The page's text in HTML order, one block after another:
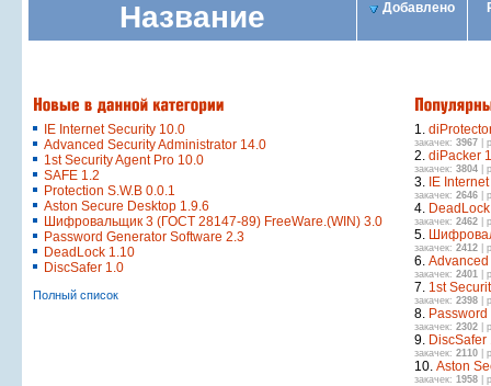
Название Добавлено
IE Internet Security 10.0
Advanced Security Administrator 14.0
1st Security Agent Pro 10.0
SAFE 1.2
Protection S.W.B 0.0.1
Aston Secure Desktop 1.9.6
Шифровальщик 3 (ГОСТ 28147-89) FreeWare.(WIN) 3.0
Password Generator Software 2.3
DeadLock 1.10
DiscSafer 1.0
Полный список
1.
закачек: 3967 |
2. diPacker
закачек: 3804 |
3. IE
закачек: 2646 |
4.
закачек: 2462 |
5.
закачек: 2412 |
6.
закачек: 2401 |
7. 1st
закачек: 2398 |
8.
закачек: 2302 |
9. DiscSafer
закачек: 2110 |
10. Aston
закачек: 1958 |